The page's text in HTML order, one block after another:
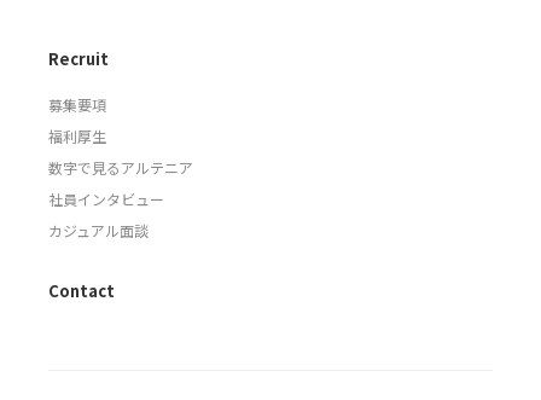
Recruit
募集要項
福利厚生
数字で見るアルテニア
社員インタビュー
カジュアル面談
Contact